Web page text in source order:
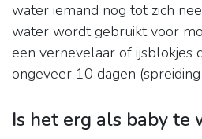
water iemand nog tot zich
water wordt gebruikt voor
een vernevelaar of ijsblokjes
ongeveer 10 dagen
Is het erg als baby te